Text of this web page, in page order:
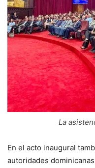
La
En el acto inaugural
autoridades